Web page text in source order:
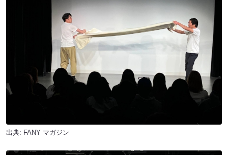
出典: FANY マガジン